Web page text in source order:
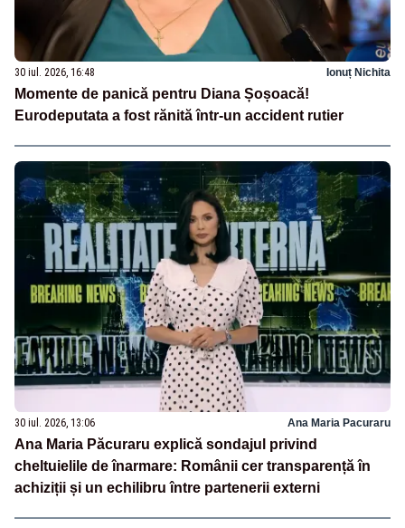
30 iul. 2026, 16:48 Ionuț Nichita
Momente de panică pentru Diana Șoșoacă!
Eurodeputata a fost rănită într-un accident rutier
30 iul. 2026, 13:06 Ana Maria Pacuraru
Ana Maria Păcuraru explică sondajul privind
cheltuielile de înarmare: Românii cer transparență în
achiziții și un echilibru între partenerii externi